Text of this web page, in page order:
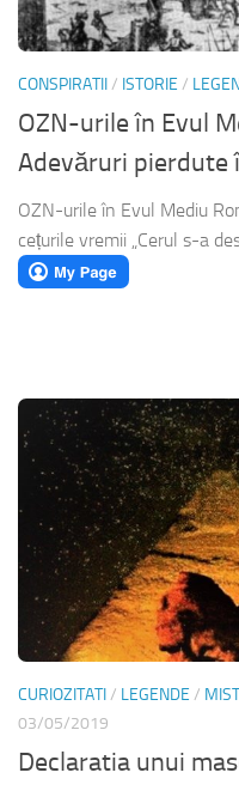
CONSPIRATII/ ISTORIE /
OZN-urile în Evul
Adevăruri pierdute
OZN-urile în Evul Mediu
cețurile vremii „Cerul s-a
CURIOZITATI/ LEGENDE /
03/05/2019
Declaratia unui